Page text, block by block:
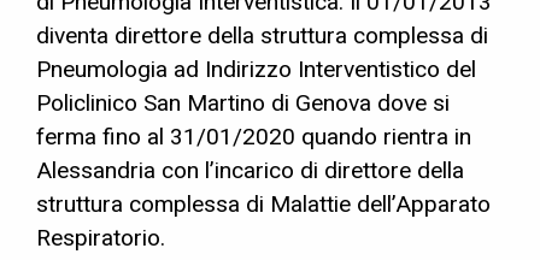
diventa direttore della struttura complessa di
Pneumologia ad Indirizzo Interventistico del
Policlinico San Martino di Genova dove si
ferma fino al 31/01/2020 quando rientra in
Alessandria con l’incarico di direttore della
struttura complessa di Malattie dell’Apparato
Respiratorio.